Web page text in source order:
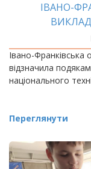
ІВАНО-
Івано-Франківська
відзначила
національного
Переглянути